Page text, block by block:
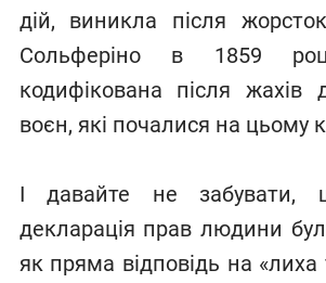
дій, виникла після
Сольферіно в 1859
кодифікована після жахів
воєн, які почалися на цьому
І давайте не забувати,
декларація прав людини
як пряма відповідь на «лиха